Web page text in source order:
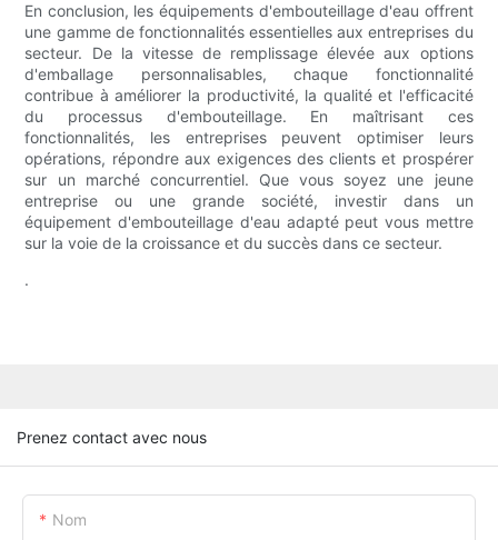
En conclusion, les équipements d'embouteillage d'eau offrent
une gamme de fonctionnalités essentielles aux entreprises du
secteur. De la vitesse de remplissage élevée aux options
d'emballage personnalisables, chaque fonctionnalité
contribue à améliorer la productivité, la qualité et l'efficacité
du processus d'embouteillage. En maîtrisant ces
fonctionnalités, les entreprises peuvent optimiser leurs
opérations, répondre aux exigences des clients et prospérer
sur un marché concurrentiel. Que vous soyez une jeune
entreprise ou une grande société, investir dans un
équipement d'embouteillage d'eau adapté peut vous mettre
sur la voie de la croissance et du succès dans ce secteur.
.
Prenez contact avec nous
Nom